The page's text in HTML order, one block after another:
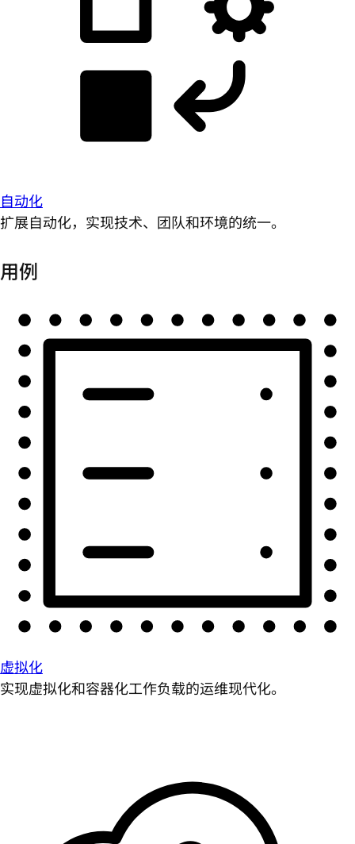
自动化
扩展自动化，实现技术、团队和环境的统一。
用例
虚拟化
实现虚拟化和容器化工作负载的运维现代化。